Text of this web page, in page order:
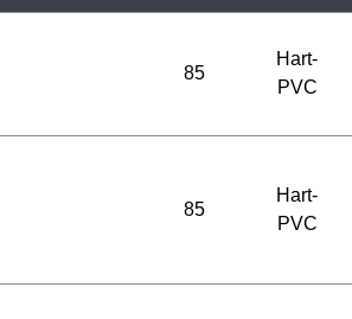
85
Hart-
PVC
85
Hart-
PVC